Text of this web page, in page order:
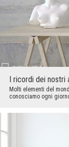
I ricordi dei nostri
Molti elementi del
conosciamo ogni giorno